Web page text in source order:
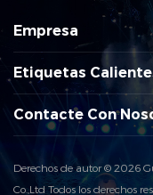
Empresa
Etiquetas
Contacte Con
Derechos de autor © 2026
Co.,Ltd Todos los derechos